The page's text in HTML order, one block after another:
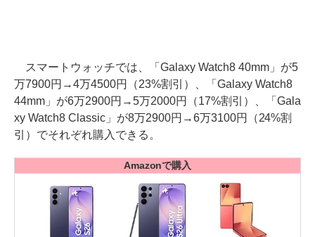
スマートウォッチでは、「Galaxy Watch8 40mm」が5
万7900円→4万4500円（23%割引）、「Galaxy Watch8
44mm」が6万2900円→5万2000円（17%割引）、「Gala
xy Watch8 Classic」が8万2900円→6万3100円（24%割
引）でそれぞれ購入できる。
Amazonで購入